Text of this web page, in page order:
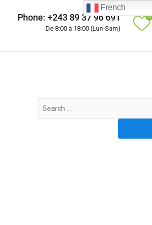
Phone: +243 89 37 96 691
De 8:00 à 18:00 (Lun-Sam)
0
French